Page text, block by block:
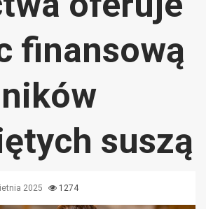
finansową
suszą
2025 1274